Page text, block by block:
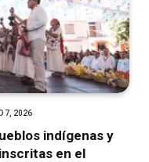
7, 2026
indígenas y
en el